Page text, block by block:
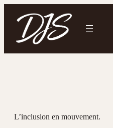
contenu
L’inclusion en mouvement.